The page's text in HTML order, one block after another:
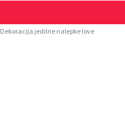
Dekoracija jedilne nalepke love